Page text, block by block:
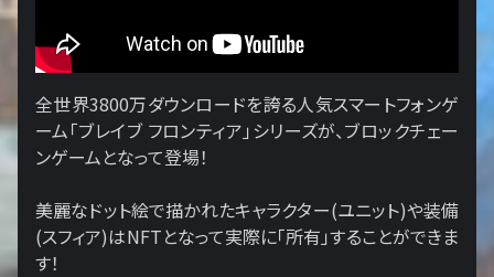
全世界3800万ダウンロードを誇る人気スマートフォンゲ
ーム「ブレイブ フロンティア」シリーズが、ブロックチェー
ンゲームとなって登場！
美麗なドット絵で描かれたキャラクター(ユニット)や装備
(スフィア)はNFTとなって実際に「所有」することができま
す！